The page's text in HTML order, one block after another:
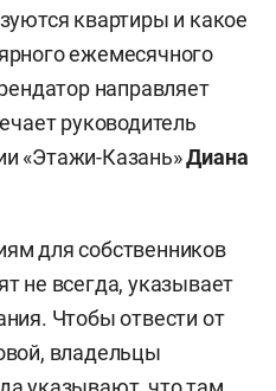
упрощенная
со
(ставка 6%
тем, что
от уплаты НДФЛ
(страховые
этом
квартиры и какое
ежемесячного
направляет
руководитель
«Этажи-Казань»Диана
для собственников
не всегда, указывает
Чтобы отвести от
владельцы